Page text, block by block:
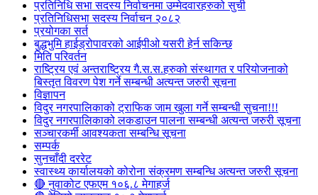
प्रतिनिधि सभा सदस्य निर्वाचनमा उम्मेदवारहरुको सुची
प्रतिनिधिसभा सदस्य निर्वाचन २०८२
प्रयोगका सर्त
बुद्धभुमि हाईड्रोपावरको आईपीओ यसरी हेर्न सकिन्छ
मिति परिवर्तन
राष्ट्रिय एवं अन्तराष्ट्रिय गै.स.स.हरुको संस्थागत र परियोजनाको
बिस्तृत विवरण पेश गर्ने सम्बन्धी अत्यन्त जरुरी सूचना
विज्ञापन
विदुर नगरपालिकाको ट्राफिक जाम खुला गर्ने सम्बन्धी सुचना!!!
विदुर नगरपालिकाको लकडाउन पालना सम्बन्धी अत्यन्त जरुरी सूचना
सञ्चारकर्मी आवश्यकता सम्बन्धि सूचना
सम्पर्क
सुनचाँदी दररेट
स्वास्थ्य कार्यालयको कोरोना संक्रमण सम्बन्धि अत्यन्त जरुरी सूचना
🔴 नुवाकोट एफएम १०६.८ मेगाहर्ज